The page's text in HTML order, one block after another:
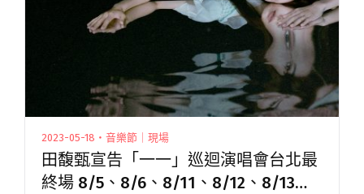
2023-05-18・音樂節｜現場
田馥甄宣告「一一」巡迴演唱會台北最
終場 8/5、8/6、8/11、8/12、8/13連